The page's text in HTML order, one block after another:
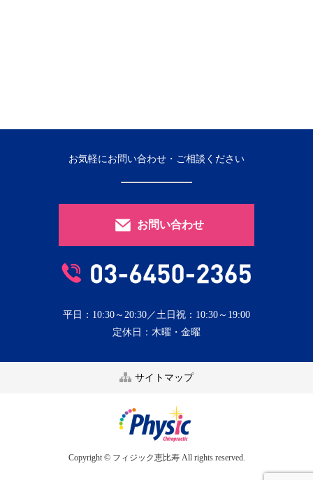
お気軽にお問い合わせ・ご相談ください
お問い合わせ
平日：10:30～20:30／土日祝：10:30～19:00
定休日：木曜・金曜
サイトマップ
Copyright © フィジック恵比寿 All rights reserved.